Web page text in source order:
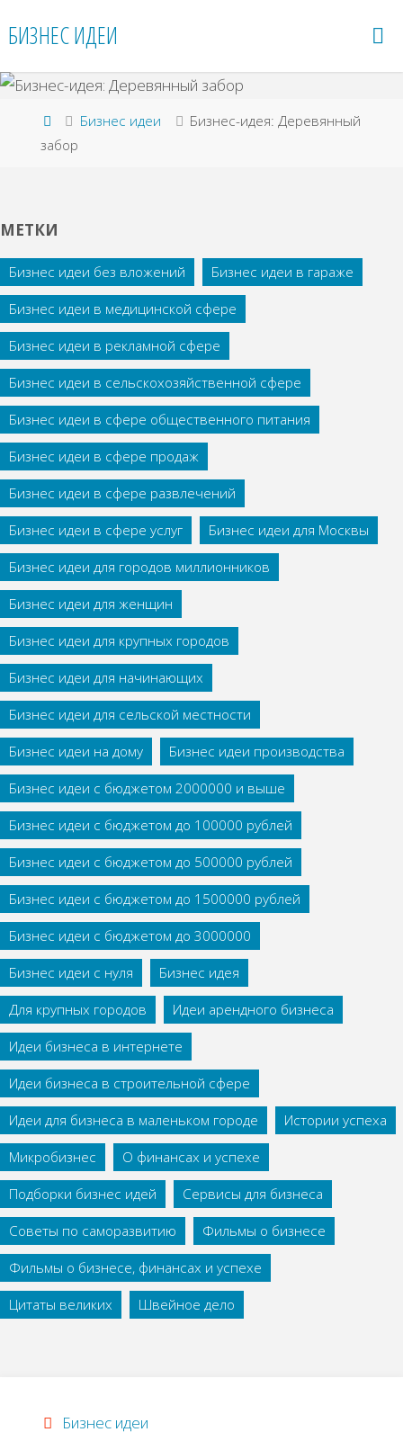
БИЗНЕС ИДЕИ
Главная
Бизнес идеи
Бизнес-идея: Деревянный
забор
МЕТКИ
Бизнес идеи без вложений
Бизнес идеи в гараже
Бизнес идеи в медицинской сфере
Бизнес идеи в рекламной сфере
Бизнес идеи в сельскохозяйственной сфере
Бизнес идеи в сфере общественного питания
Бизнес идеи в сфере продаж
Бизнес идеи в сфере развлечений
Бизнес идеи в сфере услуг
Бизнес идеи для Москвы
Бизнес идеи для городов миллионников
Бизнес идеи для женщин
Бизнес идеи для крупных городов
Бизнес идеи для начинающих
Бизнес идеи для сельской местности
Бизнес идеи на дому
Бизнес идеи производства
Бизнес идеи с бюджетом 2000000 и выше
Бизнес идеи с бюджетом до 100000 рублей
Бизнес идеи с бюджетом до 500000 рублей
Бизнес идеи с бюджетом до 1500000 рублей
Бизнес идеи с бюджетом до 3000000
Бизнес идеи с нуля
Бизнес идея
Для крупных городов
Идеи арендного бизнеса
Идеи бизнеса в интернете
Идеи бизнеса в строительной сфере
Идеи для бизнеса в маленьком городе
Истории успеха
Микробизнес
О финансах и успехе
Подборки бизнес идей
Сервисы для бизнеса
Советы по саморазвитию
Фильмы о бизнесе
Фильмы о бизнесе, финансах и успехе
Цитаты великих
Швейное дело
Бизнес идеи